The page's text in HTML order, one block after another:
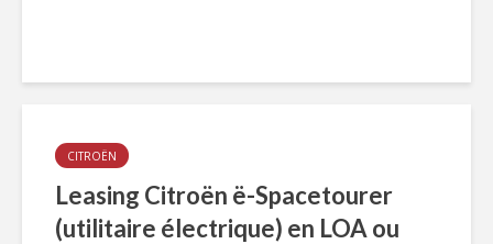
CITROËN
Leasing Citroën ë-Spacetourer
(utilitaire électrique) en LOA ou